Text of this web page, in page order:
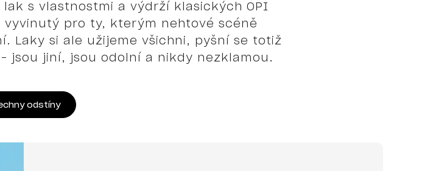
s vlastnostmi a výdrží klasických OPI
vyvinutý pro ty, kterým nehtové scéně
Laky si ale užijeme všichni, pyšní se totiž
jsou jiní, jsou odolní a nikdy nezklamou.
odstíny